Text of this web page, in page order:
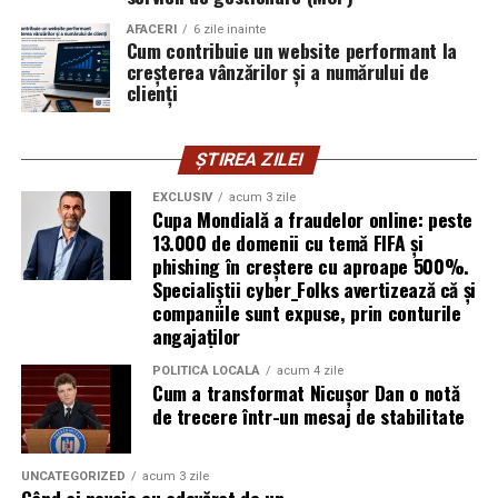
explică Horațiu Șimon, Chief Technology Officer
cyber_Folks România.
Subiectul a fost semnalat și de FBI, care a inclus în
informările din ultima lună amenințările asociate
operațiuni de dezinformare.
Avertismentele publice s-au concentrat în principal
asupra fanilor și infrastructurii orașelor gazdă, însă
specialiștii atrag atenția că firmele pot fi afectate
inclusiv atunci când nu au nicio legătură directă cu
industria sportului, turismului sau vânzarea de bilete.
Atacurile sunt mai eficiente în contextul
evenimentelor globale
Campaniile de phishing asociate evenimentelor
importante profită de interesul public ridicat, de
AFACERI 6 zile inainte
Cum contribuie un website performant la
creșterea vânzărilor și a numărului de
clienți
ȘTIREA ZILEI
EXCLUSIV acum 3 zile
Cupa Mondială a fraudelor online: peste
13.000 de domenii cu temă FIFA și
phishing în creștere cu aproape 500%.
Specialiștii cyber_Folks avertizează că și
companiile sunt expuse, prin conturile
angajaților
POLITICĂ LOCALĂ acum 4 zile
Cum a transformat Nicușor Dan o notă
de trecere într-un mesaj de stabilitate
UNCATEGORIZED acum 3 zile